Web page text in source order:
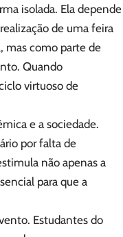
isolada. Ela depende
de uma feira
mas como parte de
Quando
virtuoso de
e a sociedade.
por falta de
não apenas a
para que a
Estudantes do